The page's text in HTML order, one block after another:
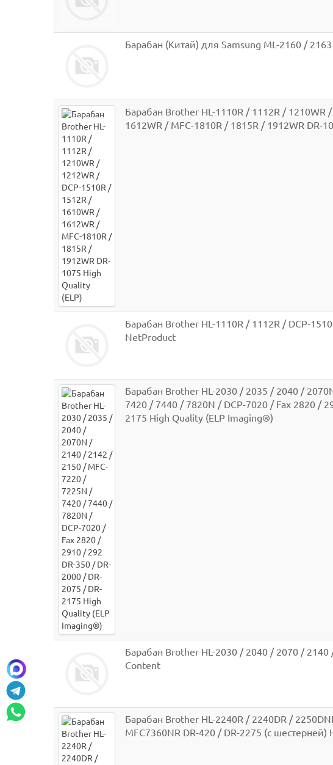
Барабан (Китай) для Samsung ML-2160 /
Барабан Brother HL-1110R / 1112R / 1210WR
1612WR / MFC-1810R / 1815R / 1912WR DR-
Барабан Brother HL-1110R / 1112R / DCP-
NetProduct
Барабан Brother HL-2030 / 2035 / 2040 /
7420 / 7440 / 7820N / DCP-7020 / Fax 2820 /
2175 High Quality (ELP Imaging®)
Барабан Brother HL-2030 / 2040 / 2070 / 2140
Content
Барабан Brother HL-2240R / 2240DR /
MFC7360NR DR-420 / DR-2275 (с шестерней)